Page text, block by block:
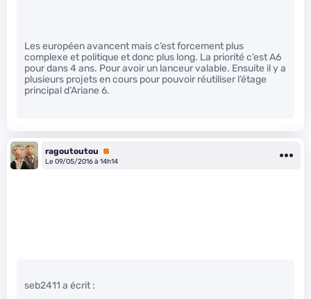
Les européen avancent mais c’est forcement plus
complexe et politique et donc plus long. La priorité c’est A6
pour dans 4 ans. Pour avoir un lanceur valable. Ensuite il y a
plusieurs projets en cours pour pouvoir réutiliser l’étage
principal d’Ariane 6.
ragoutoutou
Premium
Le 09/05/2016 à 14h14
seb2411 a écrit :